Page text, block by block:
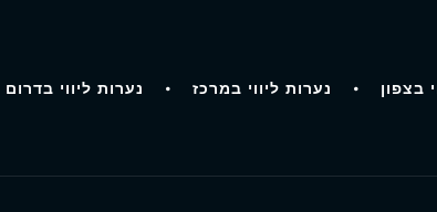
נערות ליווי בדרום נערות ליווי במרכז בצפון